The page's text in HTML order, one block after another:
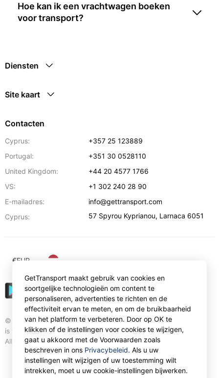
Hoe kan ik een vrachtwagen boeken
voor transport?
Diensten
Site kaart
Contacten
Cyprus:
+357 25 123889
Portugal:
+351 30 0528110
United Kingdom:
+44 20 4577 1766
VS:
+1 302 240 28 90
E-mailadres:
info@gettransport.com
Cyprus:
57 Spyrou Kyprianou, Larnaca 6051
© Gettransport International Limited. GetTransport®
is trademark of Gettransport International Limited.
All rights reserved.
€EUR
GetTransport maakt gebruik van cookies en
soortgelijke technologieën om content te
personaliseren, advertenties te richten en de
effectiviteit ervan te meten, en om de bruikbaarheid
van het platform te verbeteren. Door op OK te
klikken of de instellingen voor cookies te wijzigen,
gaat u akkoord met de Voorwaarden zoals
beschreven in ons Privacybeleid. Als u uw
instellingen wilt wijzigen of uw toestemming wilt
intrekken, moet u uw cookie-instellingen bijwerken.